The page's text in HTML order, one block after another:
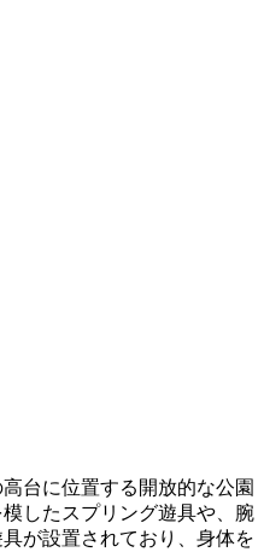
台に位置する開放的な公園
したスプリング遊具や、腕
が設置されており、身体を